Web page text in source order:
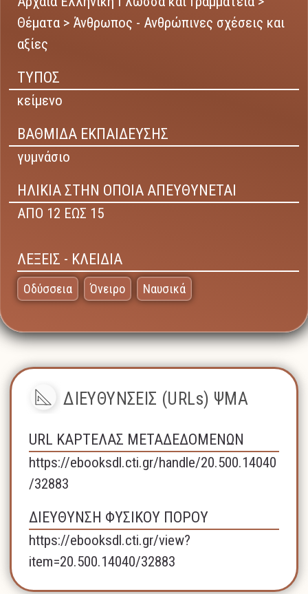
Θέματα > Άνθρωπος - Ανθρώπινες σχέσεις και
αξίες
ΤΥΠΟΣ
κείμενο
ΒΑΘΜΙΔΑ ΕΚΠΑΙΔΕΥΣΗΣ
γυμνάσιο
ΗΛΙΚΙΑ ΣΤΗΝ ΟΠΟΙΑ ΑΠΕΥΘΥΝΕΤΑΙ
ΑΠΟ 12 ΕΩΣ 15
ΛΕΞΕΙΣ - ΚΛΕΙΔΙΑ
Οδύσσεια Όνειρο Ναυσικά
ΔΙΕΥΘΥΝΣΕΙΣ (URLs) ΨΜΑ
URL ΚΑΡΤΕΛΑΣ ΜΕΤΑΔΕΔΟΜΕΝΩΝ
https://ebooksdl.cti.gr/handle/20.500.14040
/32883
ΔΙΕΥΘΥΝΣΗ ΦΥΣΙΚΟΥ ΠΟΡΟΥ
https://ebooksdl.cti.gr/view?
item=20.500.14040/32883